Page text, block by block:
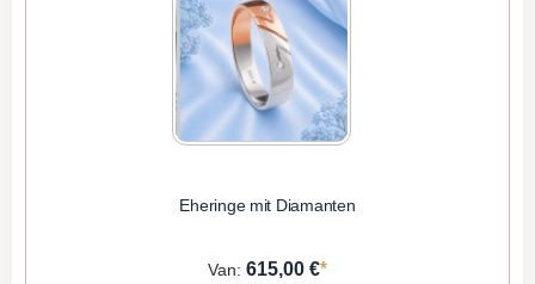
Eheringe mit Diamanten
Van: 615,00 €*